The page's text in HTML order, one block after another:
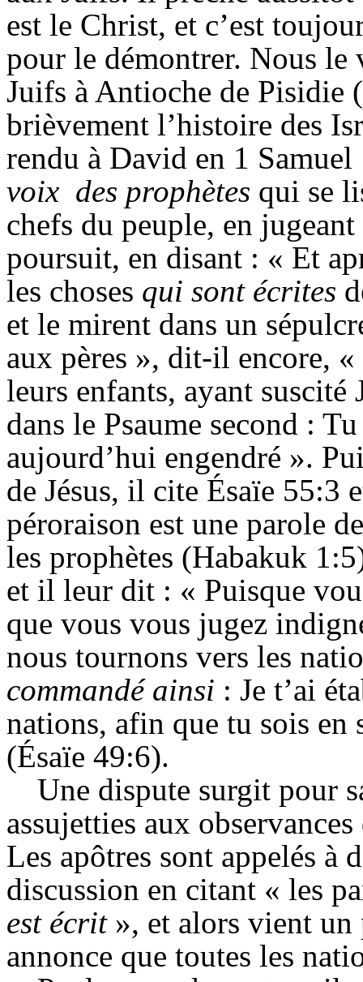
est le Christ, et c’est
pour le démontrer. Nous le
Juifs à Antioche de Pisidie
brièvement l’histoire des
rendu à David en 1
voix des prophètes qui se
chefs du peuple, en
poursuit, en disant : « Et
les choses qui sont écrites
et le mirent dans un
aux pères », dit-il encore,
leurs enfants, ayant suscité
dans le Psaume second :
aujourd’hui engendré ».
de Jésus, il cite Ésaïe 55:3
péroraison est une parole
les prophètes (Habakuk
et il leur dit : « Puisque
que vous vous jugez
nous tournons vers les
commandé ainsi : Je t’ai
nations, afin que tu sois en
(Ésaïe 49:6).
Une dispute surgit pour
assujetties aux
Les apôtres sont appelés à
discussion en citant « les
est écrit», et alors vient un
annonce que toutes les